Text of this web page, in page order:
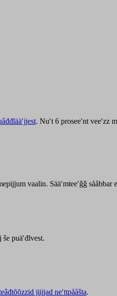
. Nuʹt 6 proseeʹnt veeʹzz
vaalin. Sääʹmteeʹǧǧ sååbbar
puäʹđlvest.
jiijjad neʹttpååšta.